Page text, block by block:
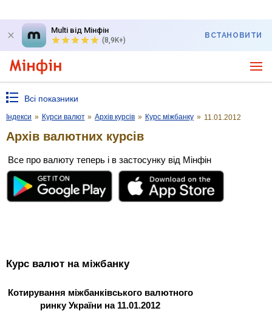
Multi від Мінфін
(8,9K+)
ВСТАНОВИТИ
Всі показники
Індекси » Курси валют » Архів курсів » Курс міжбанку » 11.01.2012
Архів валютних курсів
Все про валюту теперь і в застосунку від Мінфін
Курс валют на міжбанку
Котирування міжбанківського валютного
ринку України на 11.01.2012